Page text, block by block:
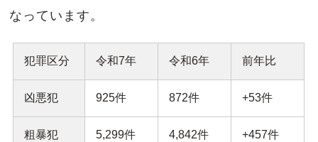
なっています。
犯罪区分 令和7年 令和6年 前年比
凶悪犯 925件 872件 +53件
粗暴犯 5,299件 4,842件 +457件